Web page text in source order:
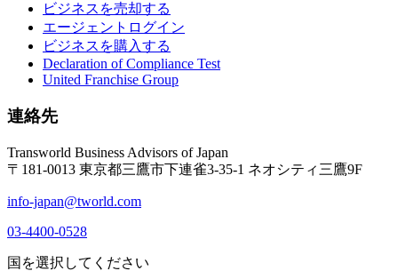
ビジネスを売却する
エージェントログイン
ビジネスを購入する
Declaration of Compliance Test
United Franchise Group
連絡先
Transworld Business Advisors of Japan
〒181-0013 東京都三鷹市下連雀3-35-1 ネオシティ三鷹9F
info-japan@tworld.com
03-4400-0528
国を選択してください